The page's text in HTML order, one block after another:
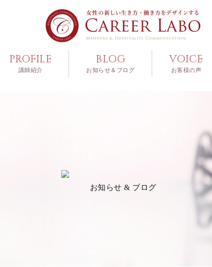
PROFILE
講師紹介
BLOG
お知らせ＆ブログ
VOICE
お客様の声
お知らせ & ブログ